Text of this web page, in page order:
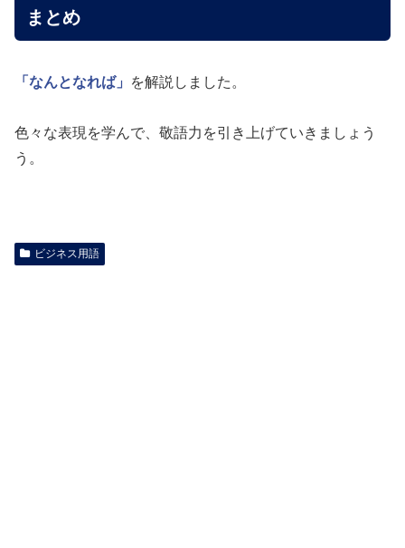
まとめ
「なんとなれば」 を解説しました。
色々な表現を学んで、敬語力を引き上げていきましょう
う。
ビジネス用語